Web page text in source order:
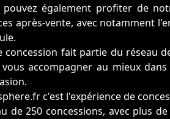
pouvez également profiter de
après-vente, avec notamment
concession fait partie du réseau
accompagner au mieux
c'est l'expérience de
de 250 concessions, avec plus